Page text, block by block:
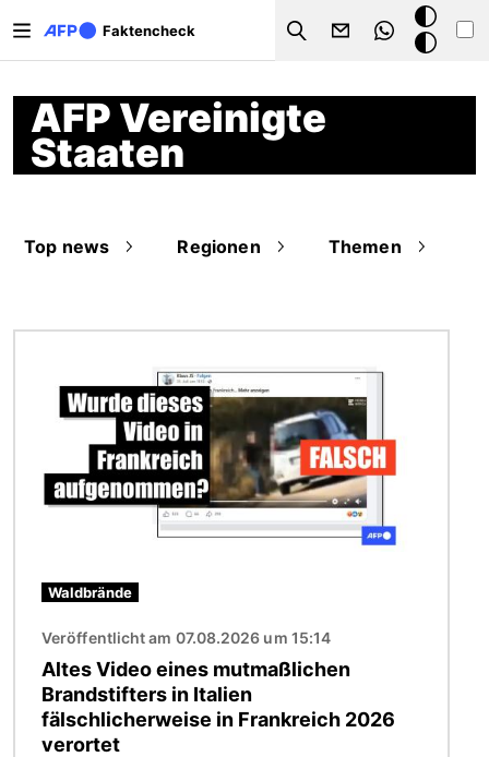
Faktencheck
Search
Dark
Mode
AFP Vereinigte
Staaten
Top news Regionen Themen
Waldbrände
Veröffentlicht am 07.08.2026 um 15:14
Altes Video eines mutmaßlichen
Brandstifters in Italien
fälschlicherweise in Frankreich 2026
verortet